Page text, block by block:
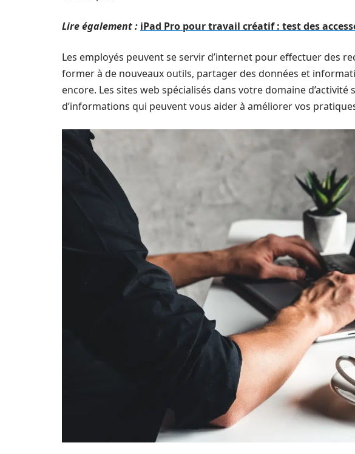
Lire également : iPad Pro pour travail créatif : test des
Les employés peuvent se servir d’internet pour effectuer des
former à de nouveaux outils, partager des données et
encore. Les sites web spécialisés dans votre domaine
d’informations qui peuvent vous aider à améliorer vos